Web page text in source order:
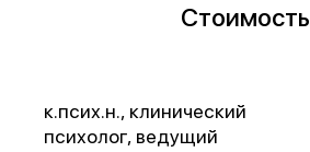
Стоимость
к.псих.н., клинический
психолог, ведущий